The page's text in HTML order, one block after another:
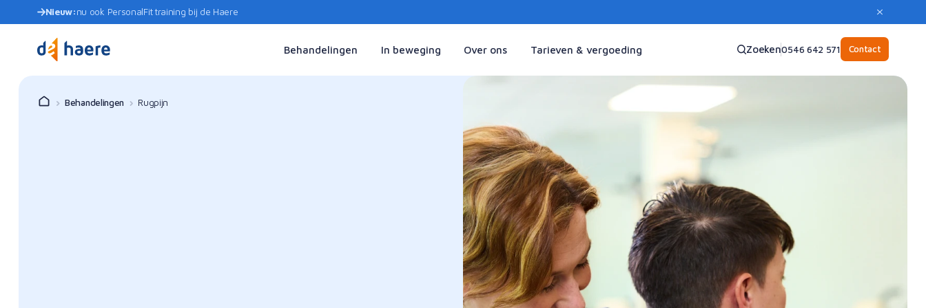
Nieuw:nu ook PersonalFit training bij de Haere
Behandelingen In beweging Over ons Tarieven & vergoeding Zoeken0546 642 571 Contact
Behandelingen Rugpijn